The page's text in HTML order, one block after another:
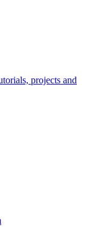
projects and